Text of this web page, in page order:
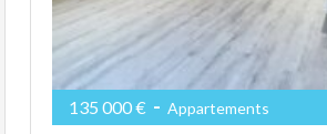
135 000 € - Appartements